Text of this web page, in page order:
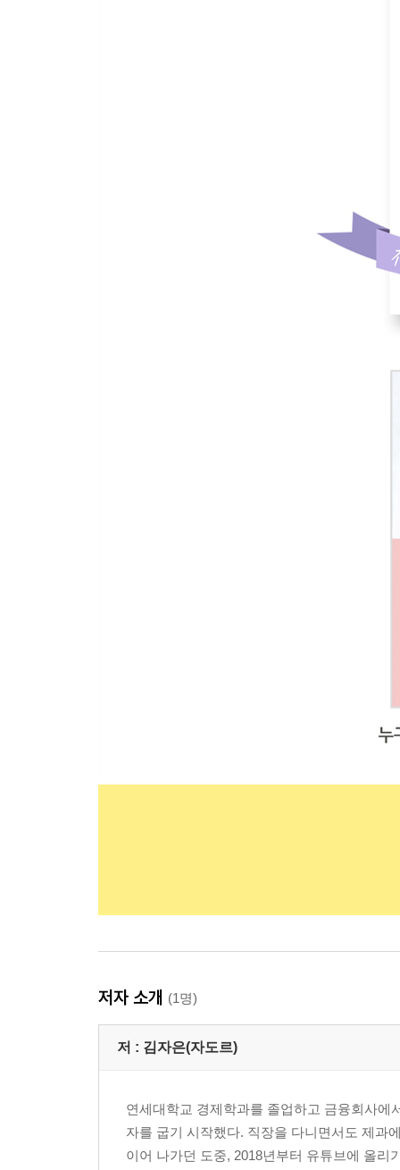
저자 소개 (1명)
저 : 김자은(자도르)
연세대학교 경제학과를 졸업하고 금융회사에
자를 굽기 시작했다. 직장을 다니면서도 제과
이어 나가던 도중, 2018년부터 유튜브에 올